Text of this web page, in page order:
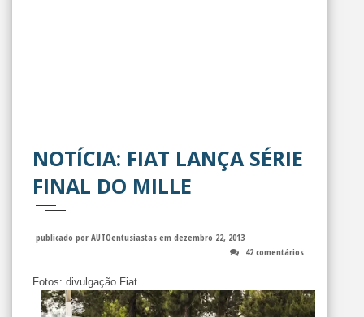
NOTÍCIA: FIAT LANÇA SÉRIE
FINAL DO MILLE
publicado por AUTOentusiastas em dezembro 22, 2013
42 comentários
Fotos: divulgação Fiat